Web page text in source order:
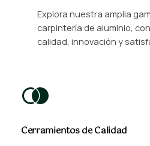
Explora nuestra amplia
carpintería de aluminio,
calidad, innovación y
Cerramientos de Calidad